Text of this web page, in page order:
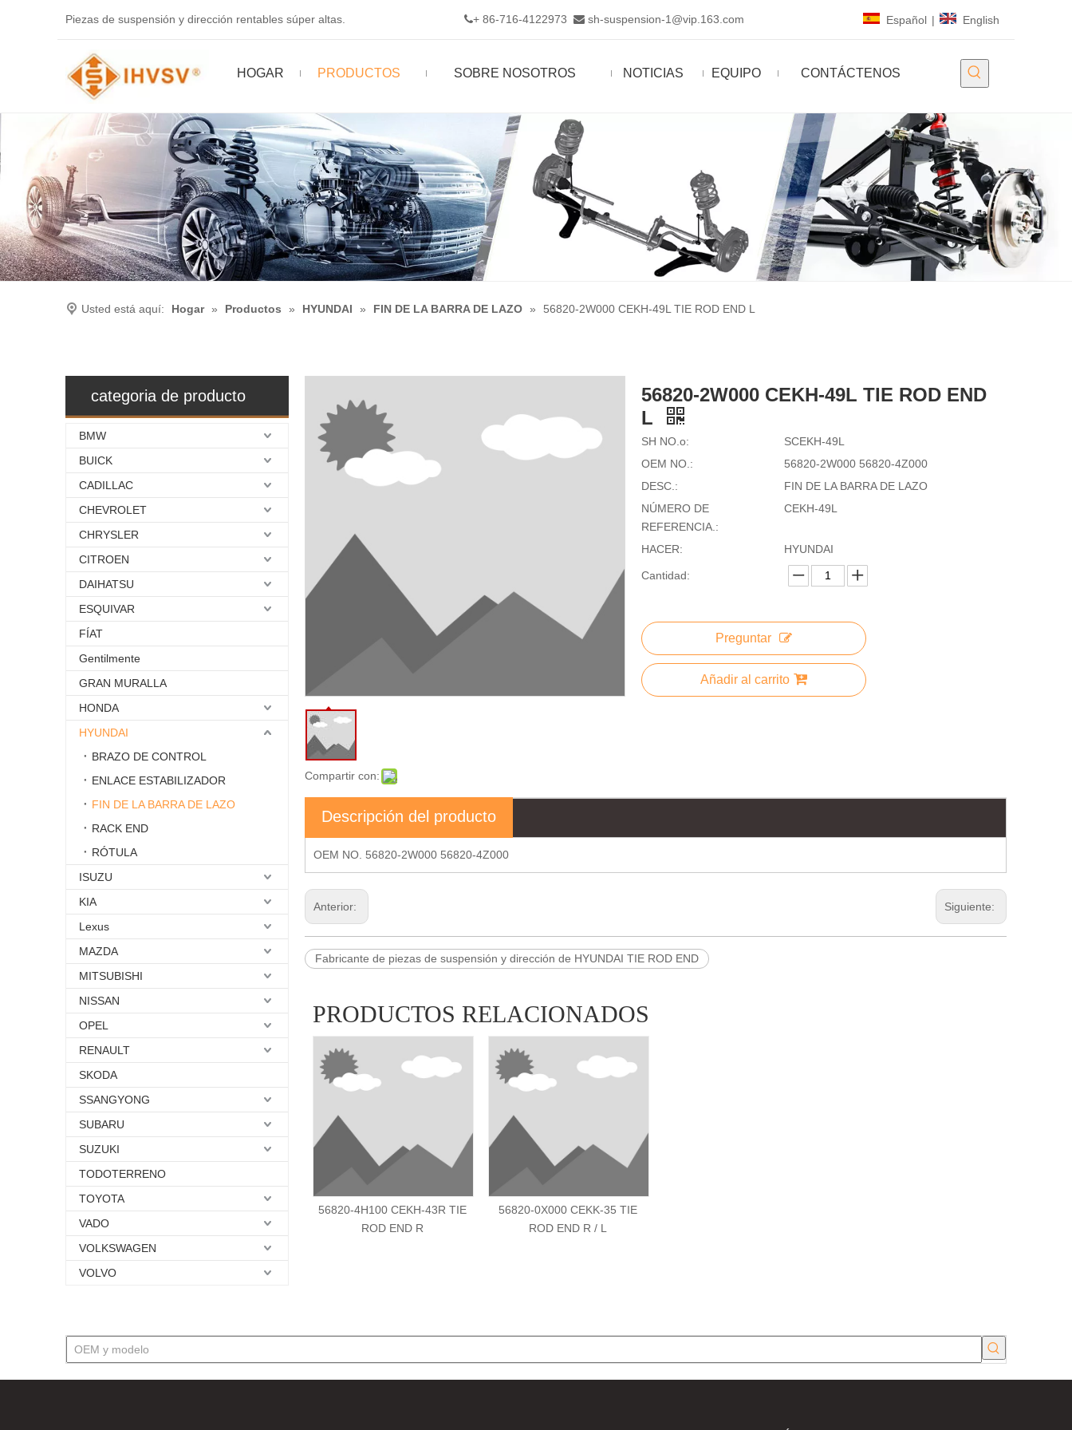
Piezas de suspensión y dirección rentables súper altas. + 86-716-4122973  sh-suspension-1@vip.163.com Español | English
HOGAR PRODUCTOS SOBRE NOSOTROS NOTICIAS EQUIPO CONTÁCTENOS
Usted está aquí: Hogar » Productos » HYUNDAI » FIN DE LA BARRA DE LAZO » 56820-2W000 CEKH-49L TIE ROD END L
categoria de producto
BMW
BUICK
CADILLAC
CHEVROLET
CHRYSLER
CITROEN
DAIHATSU
ESQUIVAR
FÍAT
Gentilmente
GRAN MURALLA
HONDA
HYUNDAI
BRAZO DE CONTROL
ENLACE ESTABILIZADOR
FIN DE LA BARRA DE LAZO
RACK END
RÓTULA
ISUZU
KIA
Lexus
MAZDA
MITSUBISHI
NISSAN
OPEL
RENAULT
SKODA
SSANGYONG
SUBARU
SUZUKI
TODOTERRENO
TOYOTA
VADO
VOLKSWAGEN
VOLVO
Compartir con:
56820-2W000 CEKH-49L TIE ROD END
L
SH NO.o:
SCEKH-49L
OEM NO.:
56820-2W000 56820-4Z000
DESC.:
FIN DE LA BARRA DE LAZO
NÚMERO DE
REFERENCIA.:
CEKH-49L
HACER: HYUNDAI
Cantidad:
Preguntar
Añadir al carrito
Descripción del producto
OEM NO. 56820-2W000 56820-4Z000
Anterior: Siguiente:
Fabricante de piezas de suspensión y dirección de HYUNDAI TIE ROD END
PRODUCTOS RELACIONADOS
56820-4H100 CEKH-43R TIE
ROD END R
56820-0X000 CEKK-35 TIE
ROD END R / L